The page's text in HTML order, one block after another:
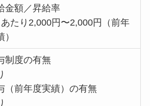
金額／昇給率
たり2,000円〜2,000円（前年
制度の有無
（前年度実績）の有無